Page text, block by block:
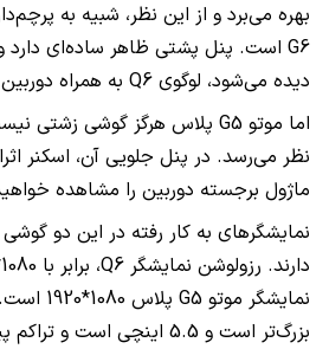
بهره می‌برد و از این نظر، شبیه به
G6 است. پنل پشتی ظاهر ساده‌ای دارد و
دیده می‌شود، لوگوی Q6 به همراه
اما موتو G5 پلاس هرگز گوشی زشتی
نظر می‌رسد. در پنل جلویی آن، اسکنر
ماژول برجسته دوربین را مشاهده
نمایشگرهای به کار رفته در این دو
دارند. رزولوشن نمایشگر Q6
نمایشگر موتو G5 پلاس 1080*1920 است. نمایشگر
بزرگ‌تر است و 5.5 اینچی